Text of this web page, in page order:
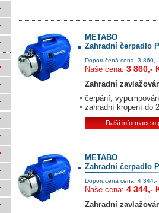
METABO
Zahradní čerpadlo
Doporučená cena: 3 860,-
Naše cena: 3 860,-
Zahradní
čerpání,
zahradní kropení do
Další informace o
METABO
Zahradní čerpadlo
Doporučená cena: 4 344,-
Naše cena: 4 344,-
Zahradní